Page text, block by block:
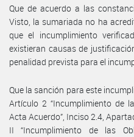
Que de acuerdo a las
Visto, la sumariada no ha
que el incumplimiento
existieran causas de
penalidad prevista para el
Que la sanción para este
Artículo 2 “Incumplimiento de
Acta Acuerdo”, Inciso 2.4,
II “Incumplimiento de las